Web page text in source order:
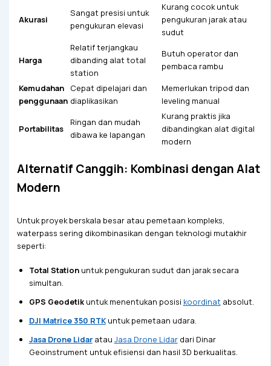
Akurasi
Sangat presisi untuk
pengukuran elevasi
Kurang cocok untuk
pengukuran jarak atau
sudut
Harga
Relatif terjangkau
dibanding alat total
station
Butuh operator dan
pembaca rambu
Kemudahan
penggunaan
Cepat dipelajari dan
diaplikasikan
Memerlukan tripod dan
leveling manual
Portabilitas
Ringan dan mudah
dibawa ke lapangan
Kurang praktis jika
dibandingkan alat digital
modern
Alternatif Canggih: Kombinasi dengan Alat
Modern
Untuk proyek berskala besar atau pemetaan kompleks,
waterpass sering dikombinasikan dengan teknologi mutakhir
seperti:
Total Stationuntuk pengukuran sudut dan jarak secara
simultan.
GPS Geodetikuntuk menentukan posisi koordinatabsolut.
DJI Matrice 350 RTKuntuk pemetaan udara.
Jasa Drone Lidaratau Jasa Drone Lidardari Dinar
Geoinstrument untuk efisiensi dan hasil 3D berkualitas.